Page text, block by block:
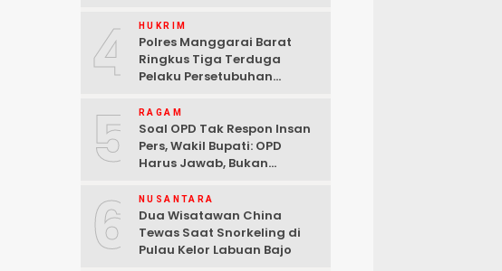
4 HUKRIM
Polres Manggarai Barat
Ringkus Tiga Terduga
Pelaku Persetubuhan
Bajo
5 RAGAM
Soal OPD Tak Respon Insan
Pers, Wakil Bupati: OPD
Harus Jawab, Bukan
6 NUSANTARA
Dua Wisatawan China
Tewas Saat Snorkeling di
Pulau Kelor Labuan Bajo